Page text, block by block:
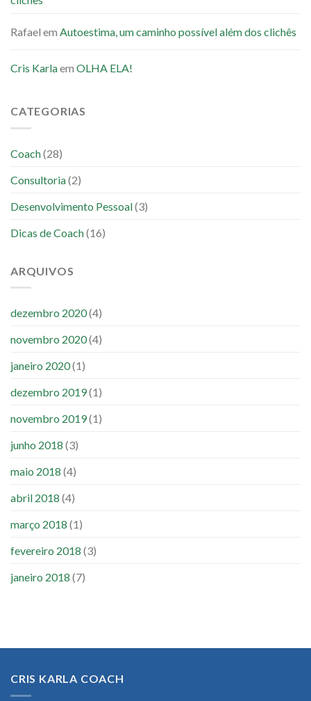
Rafael em Autoestima, um caminho possível além dos clichês
Cris Karlaem OLHA ELA!
CATEGORIAS
Coach(28)
Consultoria(2)
Desenvolvimento Pessoal(3)
Dicas de Coach(16)
ARQUIVOS
dezembro 2020(4)
novembro 2020(4)
janeiro 2020(1)
dezembro 2019(1)
novembro 2019(1)
junho 2018 (3)
maio 2018 (4)
abril 2018 (4)
março 2018 (1)
fevereiro 2018 (3)
janeiro 2018 (7)
CRIS KARLA COACH